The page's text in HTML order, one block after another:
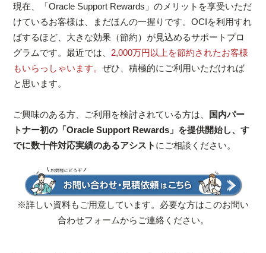
現在、「Oracle Support Rewards」のメリットを享受いただ
けているお客様は、まだほんの一握りです。OCIを利用すれ
ばするほど、大きな効果（節約）が見込めるサポートプロ
グラムです。最近では、 2,000万円以上を節約されたお客様
もいらっしゃいます。ぜひ、積極的にご利用いただければ
と思います。
ご興味のある方、ご利用を検討されている方は、 国内パー
トナー初の「Oracle Support Rewards」を提供開始し、す
でに数十件対応実績のあるアシスト にご相談ください。
※詳しい資料もご用意しています。必要な方はこのお問い
合わせフォームからご連絡ください。